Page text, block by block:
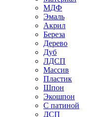
МДФ
Эмаль
Акрил
Береза
Дерево
Дуб
ЛДСП
Массив
Пластик
Шпон
Экошпон
С патиной
ДСП